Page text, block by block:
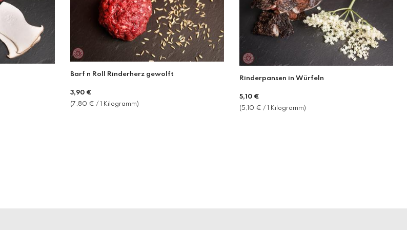
Barf n Roll Rinderherz gewolft
Normaler
Preis
3,90 €
(7,80 € / 1 Kilogramm)
Rinderpansen in Würfeln
Normaler
Preis
5,10 €
(5,10 € / 1 Kilogramm)